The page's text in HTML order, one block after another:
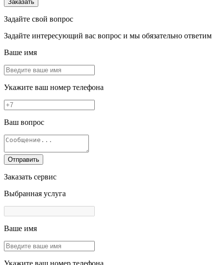
Заказать
Задайте свой вопрос
Задайте интересующий вас вопрос и мы обязательно ответим
Ваше имя
Укажите ваш номер телефона
Ваш вопрос
Отправить
Заказать сервис
Выбранная услуга
Ваше имя
Укажите ваш номер телефона